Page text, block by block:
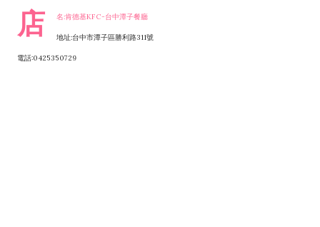
店 名:肯德基KFC-台中潭子餐廳
地址:台中市潭子區勝利路311號
電話:0425350729